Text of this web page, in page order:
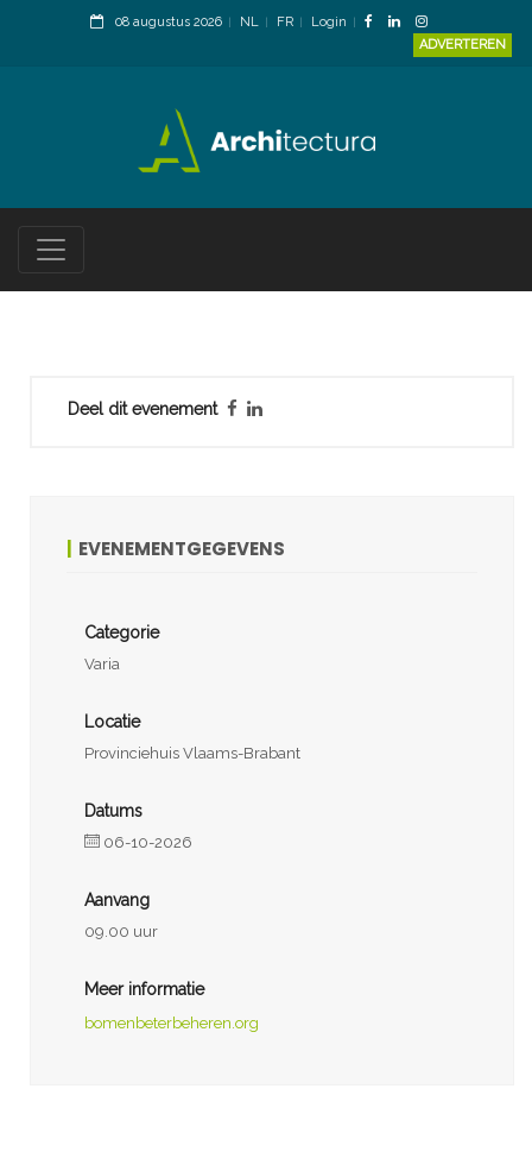
08 augustus 2026 NL FR
Login
ADVERTEREN
Deel dit evenement
EVENEMENTGEGEVENS
Categorie
Varia
Locatie
Provinciehuis Vlaams-Brabant
Datums
06-10-2026
Aanvang
09.00 uur
Meer informatie
bomenbeterbeheren.org